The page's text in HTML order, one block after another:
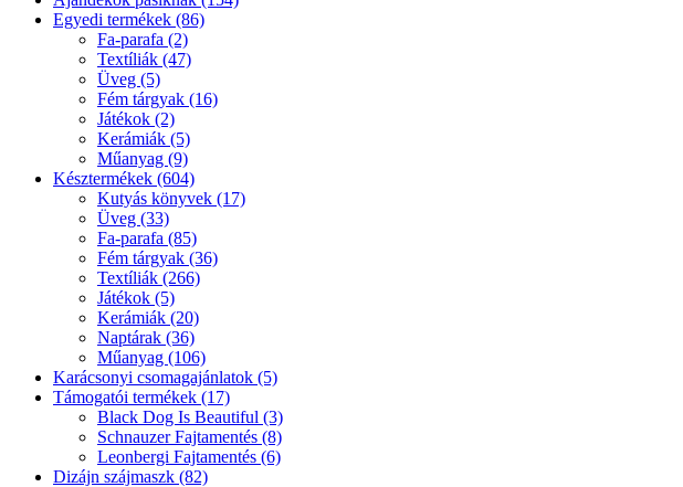
Egyedi termékek (86)
Fa-parafa (2)
Textíliák (47)
Üveg (5)
Fém tárgyak (16)
Játékok (2)
Kerámiák (5)
Műanyag (9)
Késztermékek (604)
Kutyás könyvek (17)
Üveg (33)
Fa-parafa (85)
Fém tárgyak (36)
Textíliák (266)
Játékok (5)
Kerámiák (20)
Naptárak (36)
Műanyag (106)
Karácsonyi csomagajánlatok (5)
Támogatói termékek (17)
Black Dog Is Beautiful (3)
Schnauzer Fajtamentés (8)
Leonbergi Fajtamentés (6)
Dizájn szájmaszk (82)